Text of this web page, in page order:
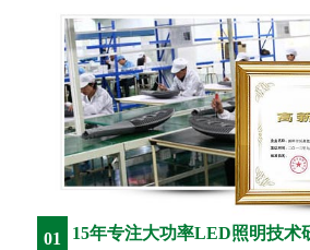
01 15年专注大功率LED照明技术